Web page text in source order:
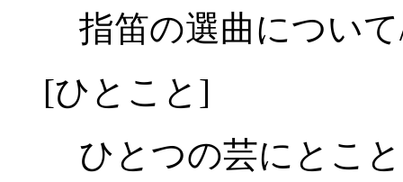
指笛の選曲につい
[ひとこと]
ひとつの芸にとこ